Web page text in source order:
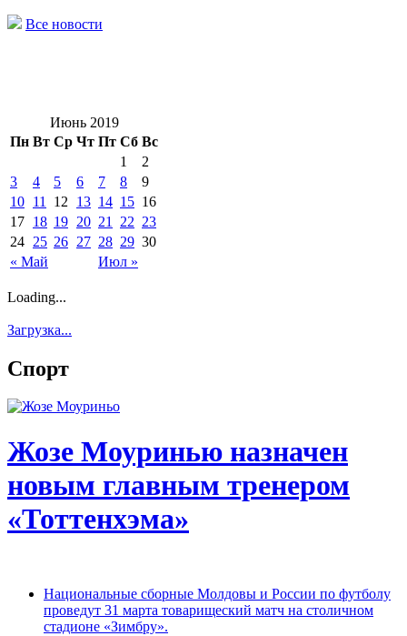
Все новости
Июнь 2019
Пн Вт Ср Чт Пт Сб Вс
« Май Июл »
1
2
3
4 5 6 7 8
9
10 11 12 13 14 15 16
17 18 19 20 21 22 23
24 25 26 27 28 29 30
Loading...
Загрузка...
Спорт
Жозе Моуринью назначен
новым главным тренером
«Тоттенхэма»
Национальные сборные Молдовы и России по футболу
проведут 31 марта товарищеский матч на столичном
стадионе «Зимбру».